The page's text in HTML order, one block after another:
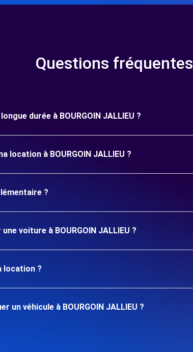
Questions fréquentes
durée à BOURGOIN JALLIEU ?
location à BOURGOIN JALLIEU ?
?
voiture à BOURGOIN JALLIEU ?
location ?
véhicule à BOURGOIN JALLIEU ?